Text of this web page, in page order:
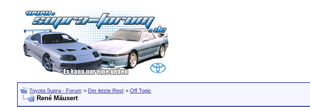
Toyota Supra - Forum > Der letzte Rest > Off Topic
René Mäusert